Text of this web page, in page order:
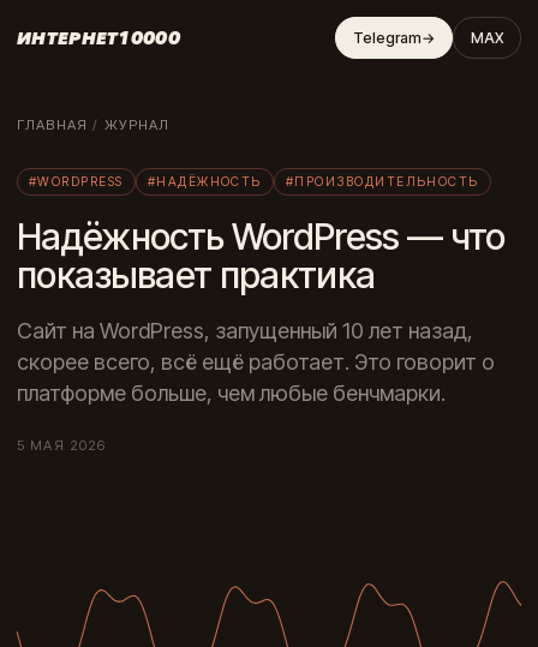
ИНТЕРНЕТ10000 Telegram→ MAX
ГЛАВНАЯ / ЖУРНАЛ
#WORDPRESS #НАДЁЖНОСТЬ #ПРОИЗВОДИТЕЛЬНОСТЬ
Надёжность WordPress — что
показывает практика
Сайт на WordPress, запущенный 10 лет назад,
скорее всего, всё ещё работает. Это говорит о
платформе больше, чем любые бенчмарки.
5 МАЯ 2026